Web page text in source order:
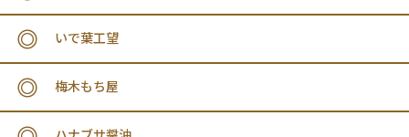
いで葉工望
梅木もち屋